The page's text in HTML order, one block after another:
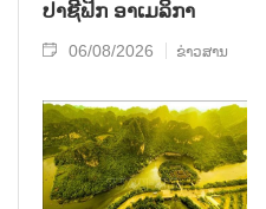
ປາ​ຊີ​ຟິກ ອາ​ເມ​ລິ​ກາ
06/08/2026 ຂ່າວສານ